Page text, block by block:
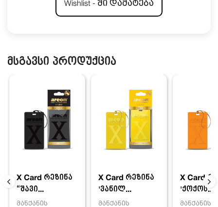
Wishlist - ში დამატება
მსგავსი პროდუქცია
X Card რეზინა
“შავი...
მანქანის
X Card რეზინა
'ვანილ...
მანქანის
X Card
'ქოქოს...
მანქანის